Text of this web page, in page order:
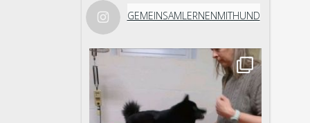
GEMEINSAMLERNENMITHUND